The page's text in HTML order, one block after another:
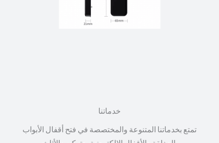
خدماتنا
تمتع بخدماتنا المتنوعة والمختصصة في فتح أقفال الأبواب